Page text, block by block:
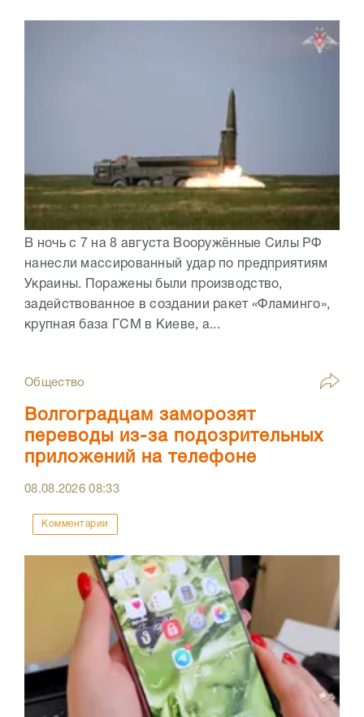
В ночь с 7 на 8 августа Вооружённые Силы РФ
нанесли массированный удар по предприятиям
Украины. Поражены были производство,
задействованное в создании ракет «Фламинго»,
крупная база ГСМ в Киеве, а...
Общество
Волгоградцам заморозят
переводы из-за подозрительных
приложений на телефоне
08.08.202608:33
Комментарии